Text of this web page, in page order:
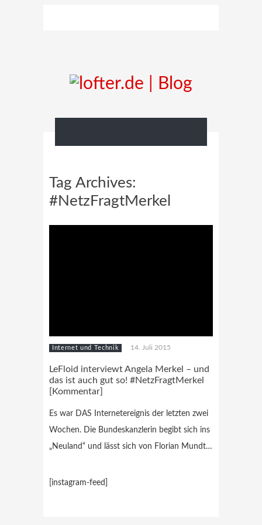
Tag Archives:
#NetzFragtMerkel
Internet und Technik 14. Juli 2015
LeFloid interviewt Angela Merkel – und
das ist auch gut so! #NetzFragtMerkel
[Kommentar]
Es war DAS Internetereignis der letzten zwei
Wochen. Die Bundeskanzlerin begibt sich ins
„Neuland“ und lässt sich von Florian Mundt…
[instagram-feed]